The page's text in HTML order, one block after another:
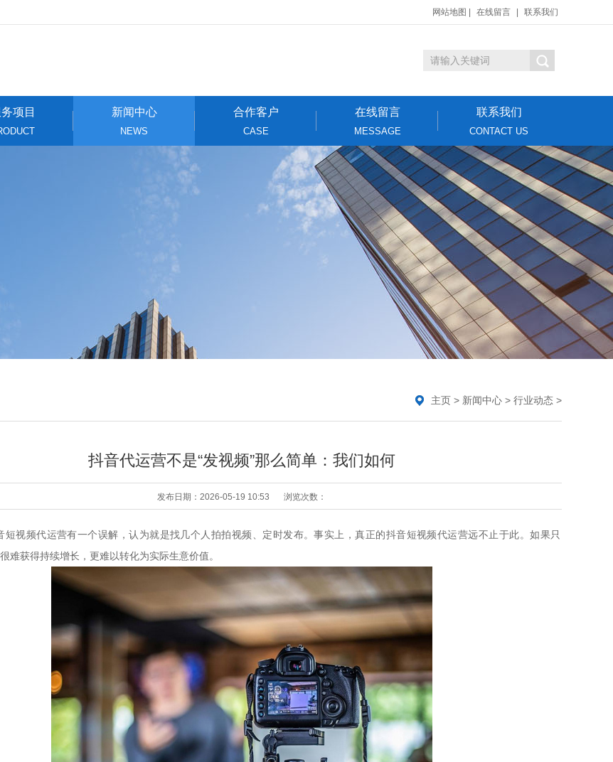
网站地图 在线留言 联系我们
项目 新闻中心
NEWS
合作客户
CASE
在线留言
MESSAGE
联系我们
CONTACT US
主页 > 新闻中心 > 行业动态 >
抖音代运营不是“发视频”那么简单：我们如何
发布日期：2026-05-19 10:53 浏览次数：
短视频代运营有一个误解，认为就是找几个人拍拍视频、定时发布。事实上，真正的抖音短视频代运营远不止于此。如果只
难获得持续增长，更难以转化为实际生意价值。